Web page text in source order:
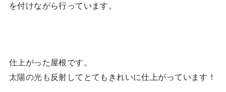
を付けながら行っています。
仕上がった屋根です。
太陽の光も反射してとてもきれいに仕上がっています！